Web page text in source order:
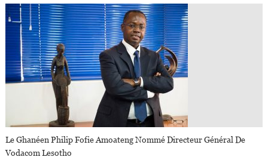
Le Ghanéen Philip Fofie Amoateng Nommé Directeur Général De
Vodacom Lesotho